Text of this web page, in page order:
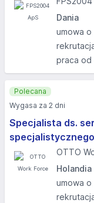
Dania
umowa o
praca od
Specjalista ds.
OTTO
Holandia
umowa
Polecana
Wygasa za 2 dni